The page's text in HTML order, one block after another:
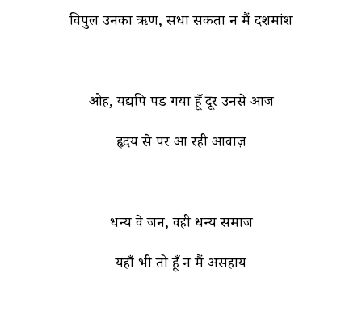
विपुल उनका ऋण, सधा सकता न मैं दशमांश
ओह, यद्यपि पड़ गया हूँ दूर उनसे आज
हृदय से पर आ रही आवाज़
धन्य वे जन, वही धन्य समाज
यहाँ भी तो हूँ न मैं असहाय